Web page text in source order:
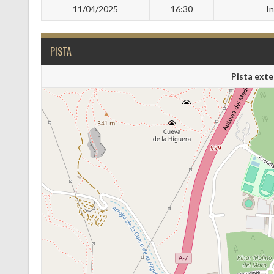
11/04/2025 16:30
PISTA
Pista